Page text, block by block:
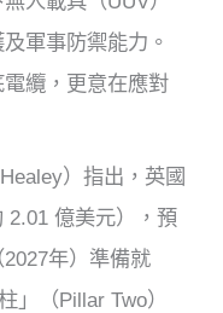
軍事防禦能力。
纜，更意在應對
）指出，英國
2.01 億美元），預
年）準備就
」（Pillar Two）